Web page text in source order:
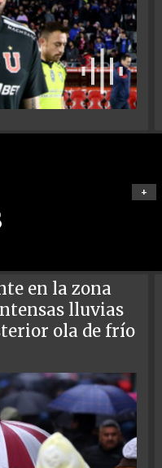
+
en la zona
lluvias
ola de frío